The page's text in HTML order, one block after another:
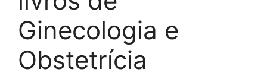
Ginecologia e
Obstetrícia